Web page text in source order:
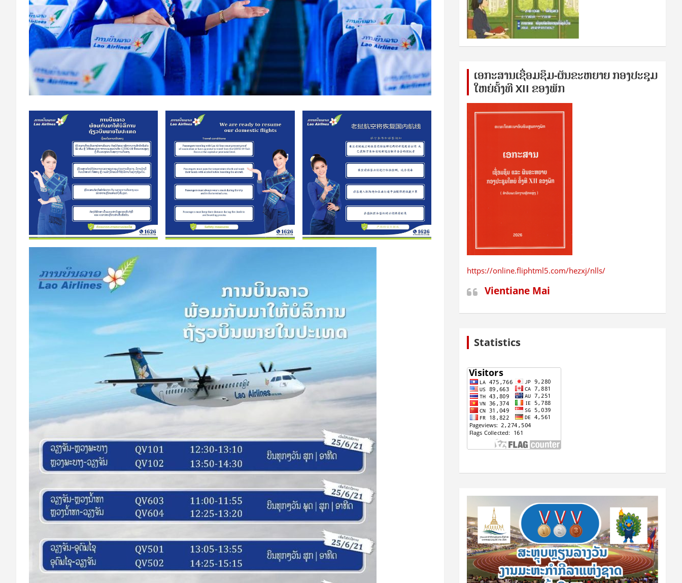
ເອກ​ະ​ສານ​ເຊ​ື່ອມ​ຊ​ຶມ-ຜັນ​ຂະ​ຫ​ຍາຍ ກອງ​ປະ​ຊຸມ​
ໃຫຍ່​ຄັ້ງ​ທີ XII ຂອງ​ພັກ
https://online.fliphtml5.com/hezxj/nlls/
Vientiane Mai
Statistics